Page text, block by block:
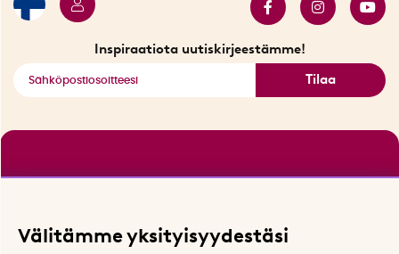
Inspiraatiota uutiskirjeestämme!
Tilaa
Välitämme yksityisyydestäsi